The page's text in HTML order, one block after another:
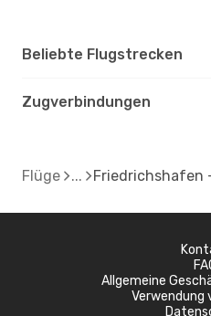
Beliebte Flugstrecken
Zugverbindungen
Flüge Friedrichshafen
Allgemeine
Verwendung